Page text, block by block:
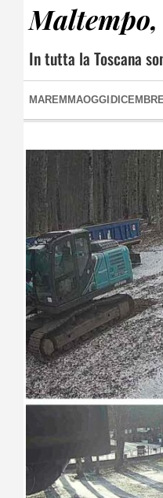
In tutta la Toscana
MAREMMAOGGI